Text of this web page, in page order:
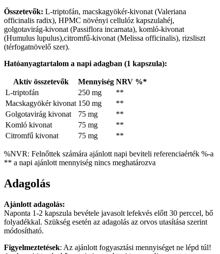
Összetevők: L-triptofán, macskagyökér-kivonat (Valeriana
officinalis radix), HPMC növényi cellulóz kapszulahéj,
golgotavirág-kivonat (Passiflora incarnata), komló-kivonat
(Humulus lupulus),citromfű-kivonat (Melissa officinalis), rizsliszt
(térfogatnövelő szer).
Hatóanyagtartalom a napi adagban (1 kapszula):
Aktív összetevők Mennyiség NRV %*
L-triptofán
250 mg
**
Macskagyökér kivonat 150 mg
**
Golgotavirág kivonat
75 mg
**
Komló kivonat
75 mg
**
Citromfű kivonat
75 mg **
%NVR: Felnőttek számára ajánlott napi beviteli referenciaérték %-a
** a napi ajánlott mennyiség nincs meghatározva
Adagolás
Ajánlott adagolás:
Naponta 1-2 kapszula bevétele javasolt lefekvés előtt 30 perccel, bő
folyadékkal. Szükség esetén az adagolás az orvos utasítása szerint
módosítható.
Figyelmeztetések: Az ajánlott fogyasztási mennyiséget ne lépd túl!